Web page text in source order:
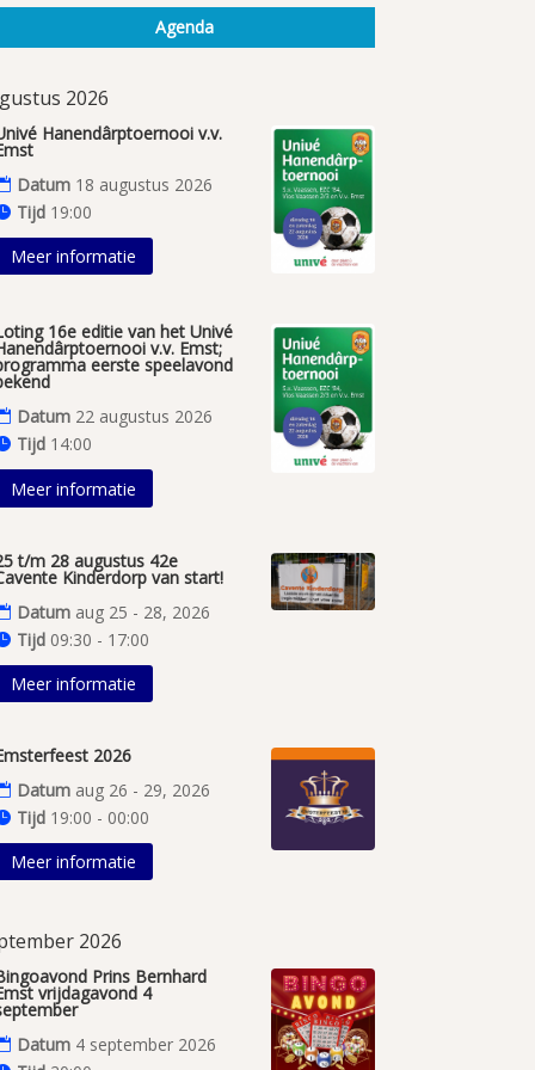
Agenda
2026
Hanendârptoernooi v.v.
Datum 18 augustus 2026
Tijd 19:00
Meer informatie
16e editie van het Univé
v.v. Emst;
eerste speelavond
Datum 22 augustus 2026
Tijd 14:00
Meer informatie
t/m 28 augustus 42e
Kinderdorp van start!
Datum aug 25 - 28, 2026
Tijd 09:30 - 17:00
Meer informatie
2026
Datum aug 26 - 29, 2026
Tijd 19:00 - 00:00
Meer informatie
2026
Prins Bernhard
vrijdagavond 4
Datum 4 september 2026